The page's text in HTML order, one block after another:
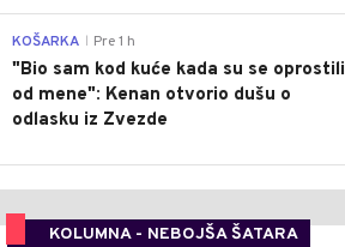
KOŠARKA Pre 1 h
"Bio sam kod kuće kada su se oprostili
od mene": Kenan otvorio dušu o
odlasku iz Zvezde
KOLUMNA - NEBOJŠA ŠATARA